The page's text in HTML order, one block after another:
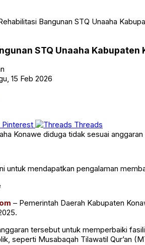
Bangunan STQ Unaaha
STQ Unaaha
15 Feb 2026
Pinterest Threads
untuk mendapatkan pengalaman
– Pemerintah Daerah Kabupaten
tersebut untuk memperbaiki
seperti Musabaqah Tilawatil Qur’an